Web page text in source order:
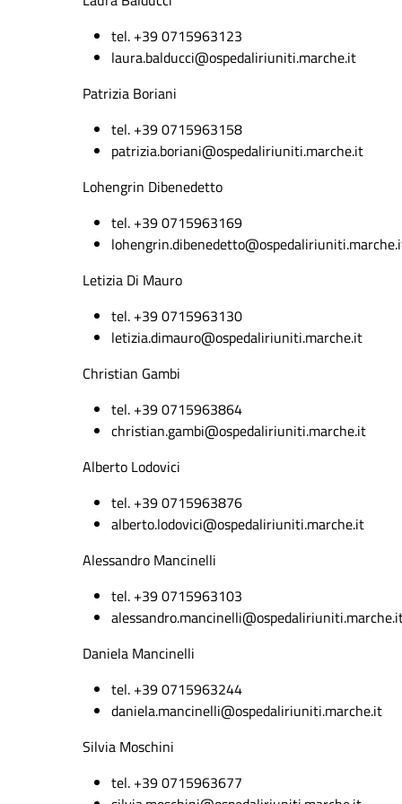
tel. +39 0715963123
laura.balducci@ospedaliriuniti.marche.it
Patrizia Boriani
tel. +39 0715963158
patrizia.boriani@ospedaliriuniti.marche.it
Lohengrin Dibenedetto
tel. +39 0715963169
Letizia Di Mauro
tel. +39 0715963130
letizia.dimauro@ospedaliriuniti.marche.it
Christian Gambi
tel. +39 0715963864
christian.gambi@ospedaliriuniti.marche.it
Alberto Lodovici
tel. +39 0715963876
alberto.lodovici@ospedaliriuniti.marche.it
Alessandro Mancinelli
tel. +39 0715963103
Daniela Mancinelli
tel. +39 0715963244
daniela.mancinelli@ospedaliriuniti.marche.it
Silvia Moschini
tel. +39 0715963677